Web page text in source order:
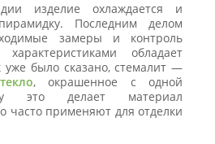
изделие охлаждается и
Последним делом
замеры и контроль
обладает
уже было сказано, стемалит —
, окрашенное с одной
это делает материал
часто применяют для отделки